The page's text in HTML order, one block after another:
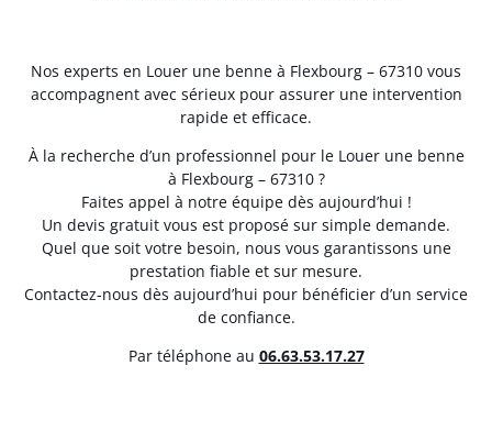
Nos experts en Louer une benne à Flexbourg – 67310 vous
accompagnent avec sérieux pour assurer une intervention
rapide et efficace.
À la recherche d’un professionnel pour le Louer une benne
à Flexbourg – 67310 ?
Faites appel à notre équipe dès aujourd’hui !
Un devis gratuit vous est proposé sur simple demande.
Quel que soit votre besoin, nous vous garantissons une
prestation fiable et sur mesure.
Contactez-nous dès aujourd’hui pour bénéficier d’un service
de confiance.
Par téléphone au 06.63.53.17.27